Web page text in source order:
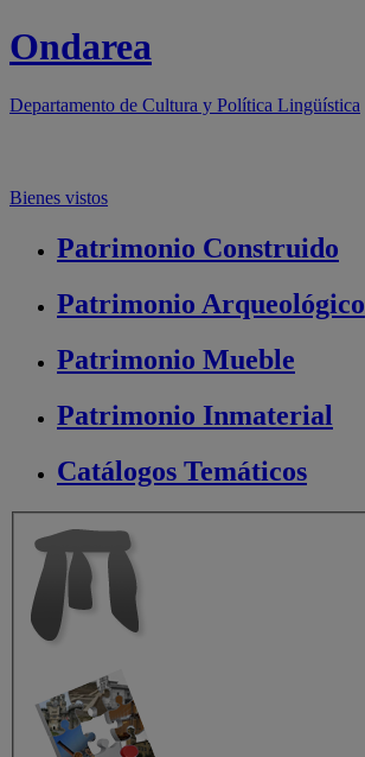
Ondarea
Departamento de Cultura y Política Lingüística
Bienes vistos
Patrimonio Construido
Patrimonio Arqueológico
Patrimonio Mueble
Patrimonio Inmaterial
Catálogos Temáticos